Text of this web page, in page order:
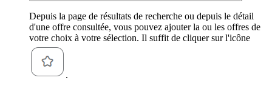
Depuis la page de résultats de recherche ou depuis le détail
d'une offre consultée, vous pouvez ajouter la ou les offres de
votre choix à votre sélection. Il suffit de cliquer sur l'icône
.